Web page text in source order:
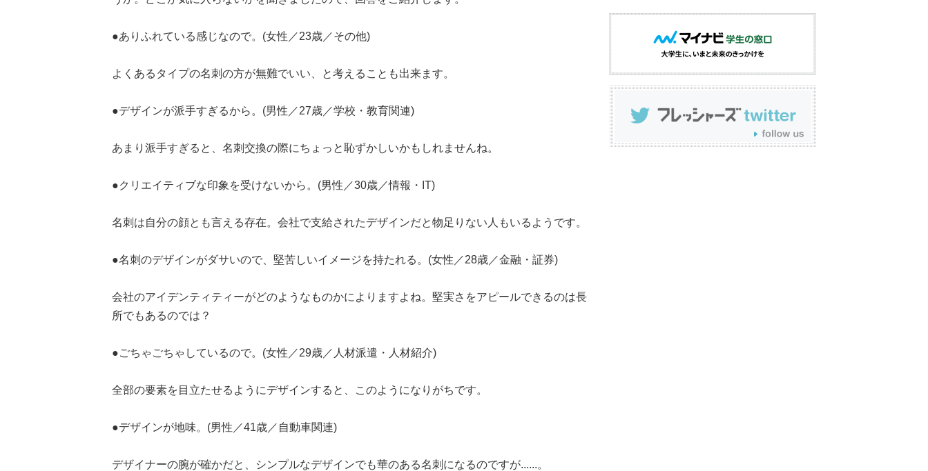
●ありふれている感じなので。(女性／23歳／その他)
よくあるタイプの名刺の方が無難でいい、と考えることも出来ます。
●デザインが派手すぎるから。(男性／27歳／学校・教育関連)
あまり派手すぎると、名刺交換の際にちょっと恥ずかしいかもしれませんね。
●クリエイティブな印象を受けないから。(男性／30歳／情報・IT)
名刺は自分の顔とも言える存在。会社で支給されたデザインだと物足りない人もいるようです。
●名刺のデザインがダサいので、堅苦しいイメージを持たれる。(女性／28歳／金融・証券)
会社のアイデンティティーがどのようなものかによりますよね。堅実さをアピールできるのは長
所でもあるのでは？
●ごちゃごちゃしているので。(女性／29歳／人材派遣・人材紹介)
全部の要素を目立たせるようにデザインすると、このようになりがちです。
●デザインが地味。(男性／41歳／自動車関連)
デザイナーの腕が確かだと、シンプルなデザインでも華のある名刺になるのですが......。